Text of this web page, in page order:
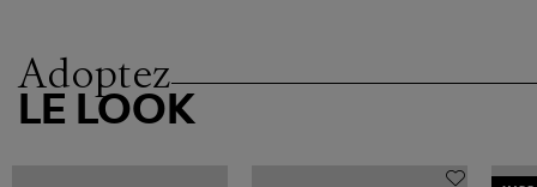
Adoptez
LE LOOK